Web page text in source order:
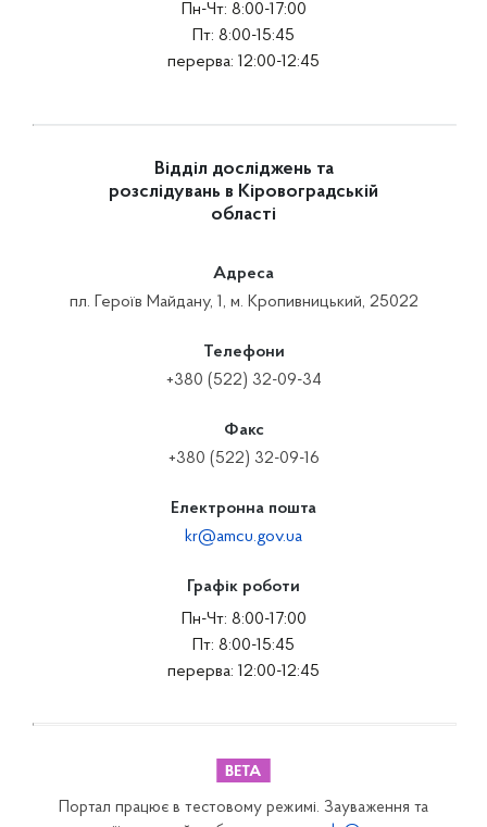
Пн-Чт: 8:00-17:00
Пт: 8:00-15:45
перерва: 12:00-12:45
Відділ досліджень та
розслідувань в Кіровоградській
області
Адреса
пл. Героїв Майдану, 1, м. Кропивницький, 25022
Телефони
+380 (522) 32-09-34
Факс
+380 (522) 32-09-16
Електронна пошта
kr@amcu.gov.ua
Графік роботи
Пн-Чт: 8:00-17:00
Пт: 8:00-15:45
перерва: 12:00-12:45
Портал працює в тестовому режимі. Зауваження та